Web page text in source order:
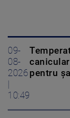
09-
08-
2026
10:49
pentru